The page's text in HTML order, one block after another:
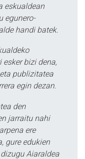
eskualdean
egunero-
handi batek.
esker bizi dena,
publizitatea
egin dezan.
den
jarraitu nahi
ere
gure edukien
Aiaraldea